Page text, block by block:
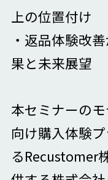
上の位置付け
・返品体験改
果と未来展望
本セミナーの
向け購入体験
るRecustomer